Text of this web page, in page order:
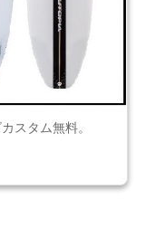
スタム無料。